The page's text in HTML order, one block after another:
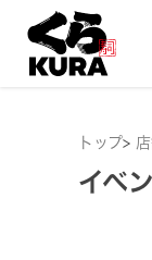
トップ>
イベ